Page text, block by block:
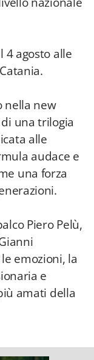
4 agosto alle
nella new
una trilogia
alle
audace e
una forza
Piero Pelù,
emozioni, la
e
amati della